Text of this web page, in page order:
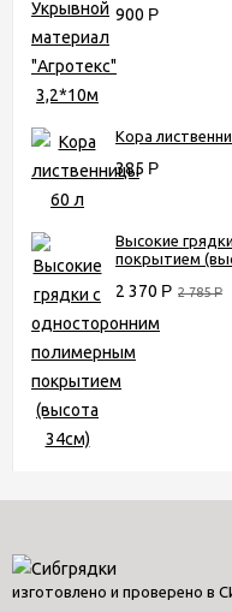
900 Р
Кора
385 Р
Высокие
покрытием
2 370 Р 2 785Р
изготовлено и проверено в